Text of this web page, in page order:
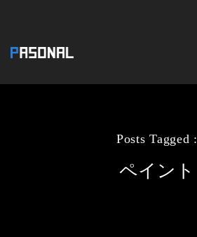
Posts Tagged :
ペイント